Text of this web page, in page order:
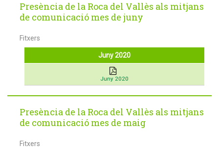
Presència de la Roca del Vallès als mitjans
de comunicació mes de juny
Fitxers
Juny 2020
Juny 2020
Presència de la Roca del Vallès als mitjans
de comunicació mes de maig
Fitxers